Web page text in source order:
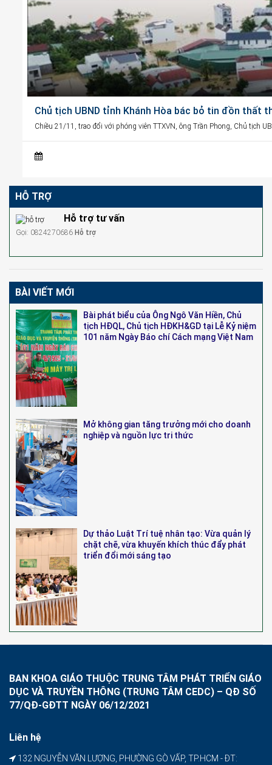
Chủ tịch UBND tỉnh Khánh Hòa bác bỏ tin đồn thất
Chiều 21/11, trao đổi với phóng viên TTXVN, ông Trần Phong, Chủ tịch
HỖ TRỢ
Hỗ trợ tư vấn
Gọi: 0824270686 Hỗ trợ
BÀI VIẾT MỚI
Bài phát biểu của Ông Ngô Văn Hiền, Chủ
tịch HĐQL, Chủ tịch HĐKH&GD tại Lễ Kỷ niệm
101 năm Ngày Báo chí Cách mạng Việt Nam
Mở không gian tăng trưởng mới cho doanh
nghiệp và nguồn lực tri thức
Dự thảo Luật Trí tuệ nhân tạo: Vừa quản lý
chặt chẽ, vừa khuyến khích thúc đẩy phát
triển đổi mới sáng tạo
BAN KHOA GIÁO THUỘC TRUNG TÂM PHÁT TRIỂN GIÁO
DỤC VÀ TRUYỀN THÔNG (TRUNG TÂM CEDC) – QĐ SỐ
77/QĐ-GĐTT NGÀY 06/12/2021
Liên hệ
132 NGUYỄN VĂN LƯỢNG, PHƯỜNG GÒ VẤP, TP.HCM - ĐT: